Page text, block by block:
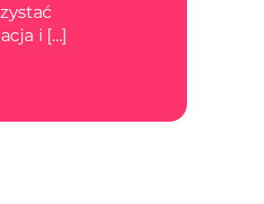
i [...]